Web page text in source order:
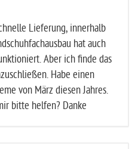
Lieferung, innerhalb
hat auch
Aber ich finde das
Habe einen
von März diesen Jahres.
bitte helfen? Danke